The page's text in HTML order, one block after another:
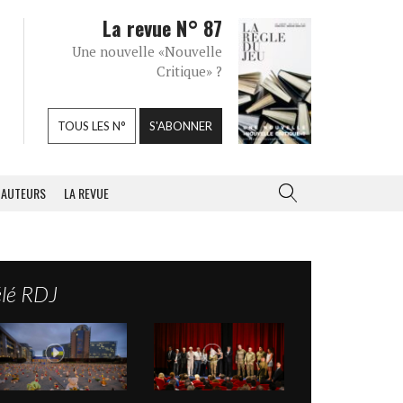
La revue N° 87
Une nouvelle «Nouvelle
Critique» ?
TOUS LES N° S'ABONNER
AUTEURS LA REVUE
RDJ